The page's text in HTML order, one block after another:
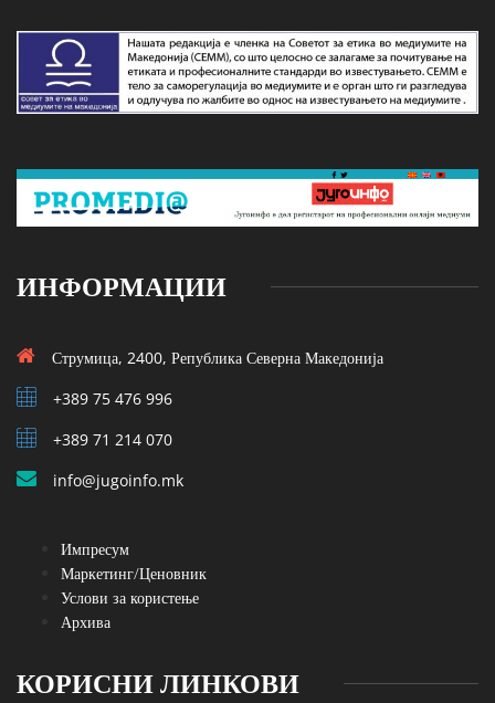
ИНФОРМАЦИИ
Струмица, 2400, Република Северна Македонија
+389 75 476 996
+389 71 214 070
info@jugoinfo.mk
Импресум
Маркетинг/Ценовник
Услови за користење
Архива
КОРИСНИ ЛИНКОВИ